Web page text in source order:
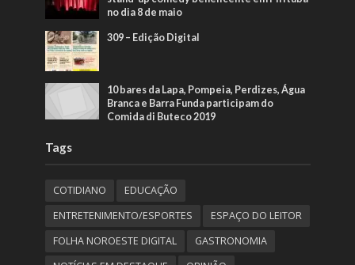
no dia 8 de maio
309 – Edição Digital
10 bares da Lapa, Pompeia, Perdizes, Água
Branca e Barra Funda participam do
Comida di Buteco 2019
Tags
COTIDIANO
EDUCAÇÃO
ENTRETENIMENTO/ESPORTES
ESPAÇO DO LEITOR
FOLHA NOROESTE DIGITAL
GASTRONOMIA